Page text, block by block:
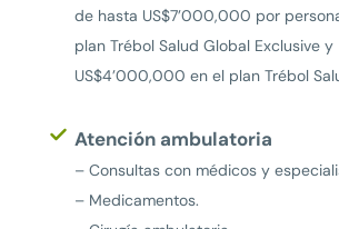
de hasta US$7’000,000 por
plan Trébol Salud Global Exclusive y
US$4’000,000 en el plan Trébol
Atención ambulatoria
– Consultas con médicos y
– Medicamentos.